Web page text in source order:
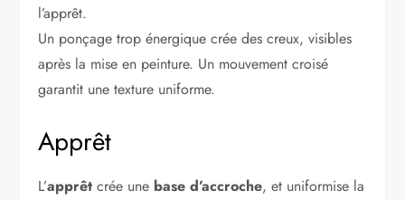
l’apprêt.
Un ponçage trop énergique crée des creux, visibles
après la mise en peinture. Un mouvement croisé
garantit une texture uniforme.
Apprêt
L’apprêt crée une base d’accroche, et uniformise la